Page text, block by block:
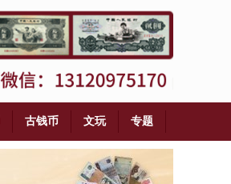
古钱币 文玩
专题